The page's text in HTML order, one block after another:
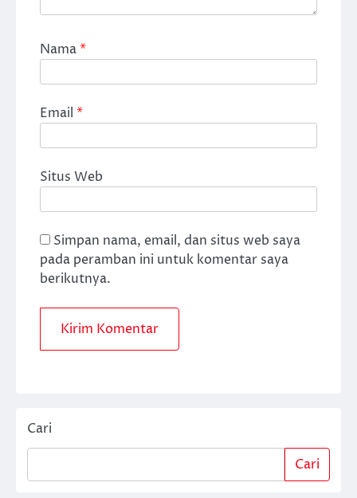
Nama*
Email *
Situs Web
Simpan nama, email, dan situs web saya
pada peramban ini untuk komentar saya
berikutnya.
Cari
Cari